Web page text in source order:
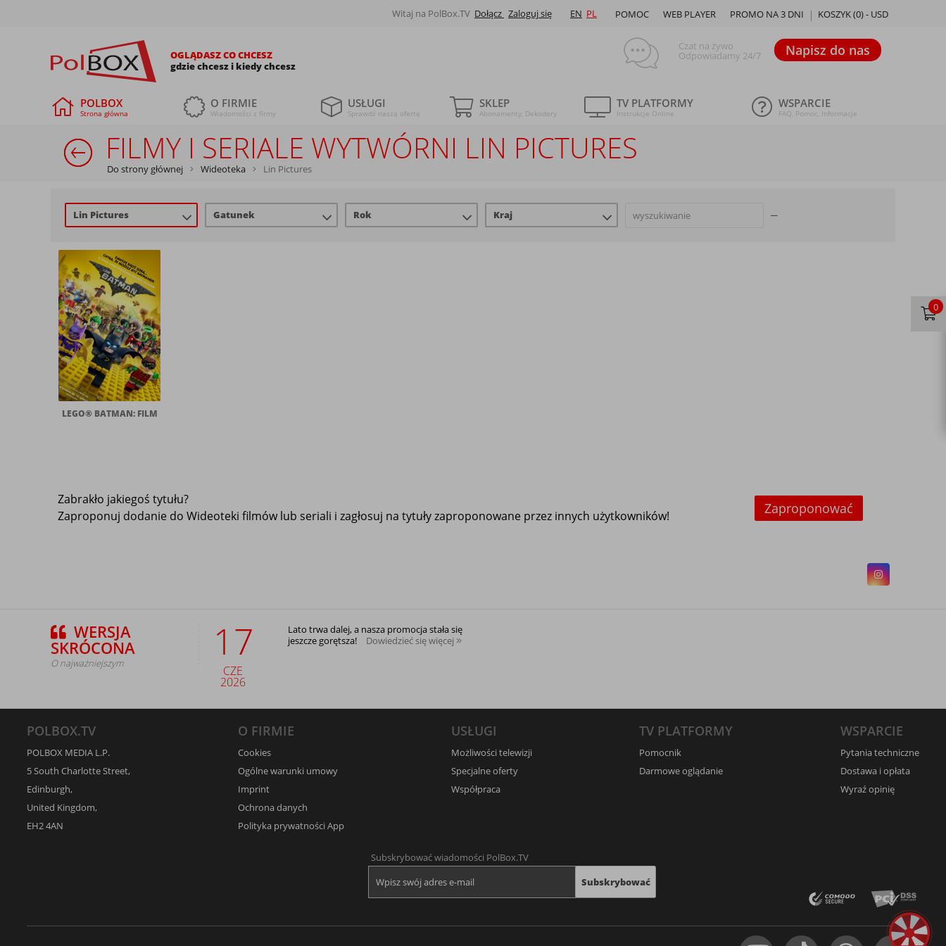
Witaj na PolBox.TV Dołącz Zaloguj się EN PL KOSZYK (0) - USD
PROMO NA 3 DNI
WEB PLAYER
POMOC
OGLĄDASZ CO CHCESZ
gdzie chcesz i kiedy chcesz
Czat na żywo
Odpowiadamy 24/7 Napisz do nas
POLBOX
Strona główna
O FIRMIE
Wiadomości z firmy
USŁUGI
Sprawdź naszą ofertę
SKLEP
Abonamenty, Dekodery
TV PLATFORMY
Instrukcje Online
WSPARCIE
FAQ, Pomoc, Informacje
FILMY I SERIALE WYTWÓRNI LIN PICTURES
Do strony głównej Wideoteka Lin Pictures
Lin Pictures Gatunek Rok Kraj
LEGO® BATMAN: FILM
Zabrakło jakiegoś tytułu?
Zaproponuj dodanie do Wideoteki filmów lub seriali i zagłosuj na tytuły zaproponowane przez innych użytkowników!
Zaproponować
WERSJA
SKRÓCONA
O najważniejszym 17
CZE
2026
Lato trwa dalej, a nasza promocja stała się
jeszcze gorętsza!
Dowiedzieć się więcej
0
POLBOX.TV
POLBOX MEDIA L.P.
5 South Charlotte Street,
Edinburgh,
United Kingdom,
EH2 4AN
O FIRMIE
Cookies
Ogólne warunki umowy
Imprint
Ochrona danych
Polityka prywatności App
USŁUGI
Możliwości telewizji
Specjalne oferty
Współpraca
TV PLATFORMY
Pomocnik
Darmowe oglądanie
WSPARCIE
Pytania techniczne
Dostawa i opłata
Wyraź opinię
Subskrybować wiadomości PolBox.TV
Subskrybować